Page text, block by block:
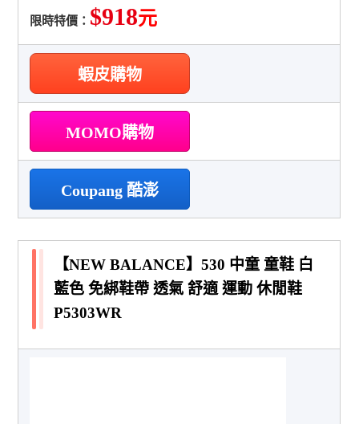
限時特價： $918元
蝦皮購物
MOMO購物
Coupang 酷澎
【NEW BALANCE】530 中童 童鞋 白
藍色 免綁鞋帶 透氣 舒適 運動 休閒鞋
P5303WR